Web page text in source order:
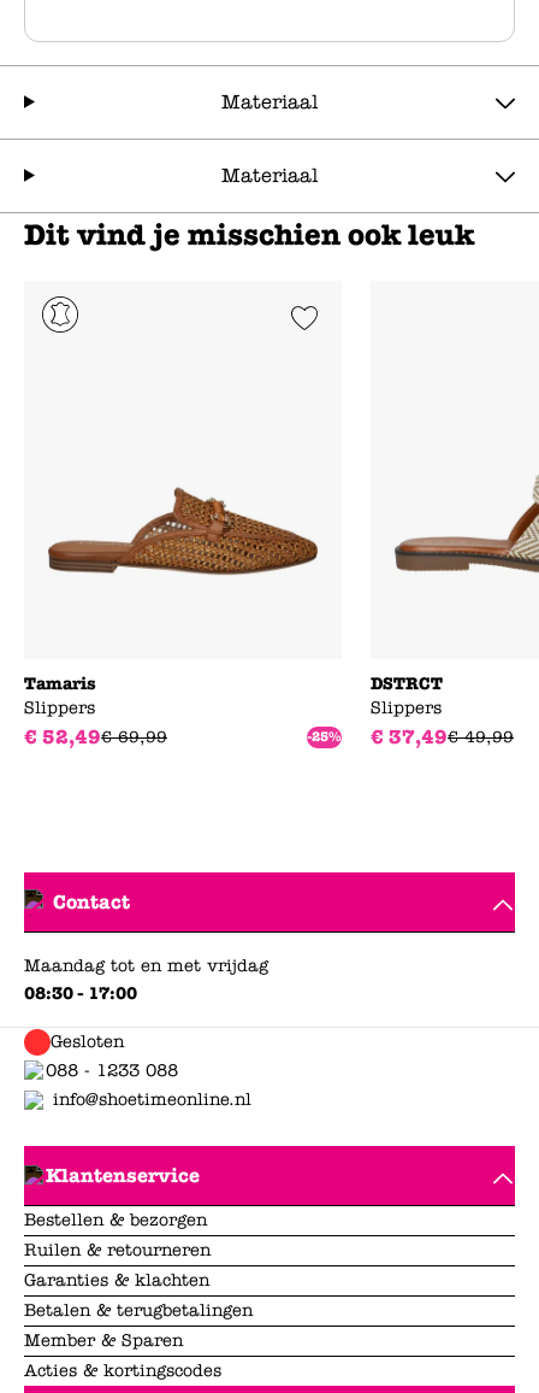
Materiaal
Materiaal
Dit vind je misschien ook leuk
Add to Wishlist
Tamaris
Slippers
€ 52,49€ 69,99 -25%
DSTRCT
Slippers
€ 37,49€ 49,99
Contact
Maandag tot en met vrijdag
08:30 - 17:00
Gesloten
088 - 1233 088
info@shoetimeonline.nl
Klantenservice
Bestellen & bezorgen
Ruilen & retourneren
Garanties & klachten
Betalen & terugbetalingen
Member & Sparen
Acties & kortingscodes